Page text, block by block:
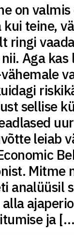
on valmis
kui teine,
ringi
Aga kas
sellise
leiab
Mitme
analüüsil
ja